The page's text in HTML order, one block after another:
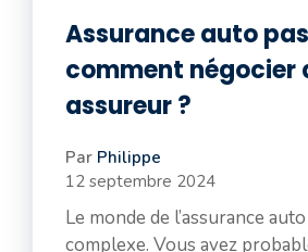
Assurance auto
comment négocier
assureur ?
Par Philippe
12 septembre 2024
Le monde de l’assurance
complexe. Vous avez